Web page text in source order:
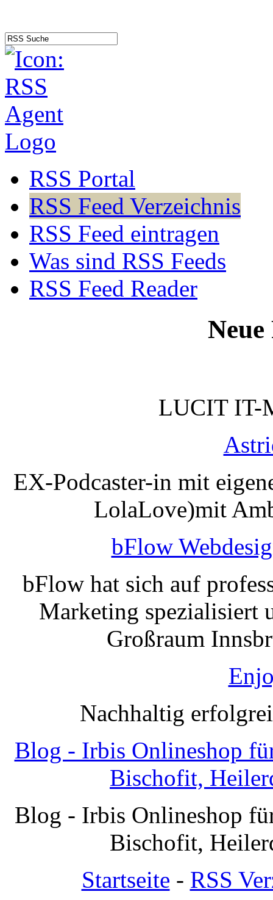
RSS Portal
RSS Feed Verzeichnis
RSS Feed eintragen
Was sind RSS Feeds
RSS Feed Reader
Neue
LUCIT IT-
EX-Podcaster-in mit
LolaLove)mit
bFlow
bFlow hat sich auf
Marketing spezialisiert
Großraum
Nachhaltig
Blog - Irbis Onlineshop
Bischofit,
Blog - Irbis Onlineshop
Bischofit,
Startseite - RSS